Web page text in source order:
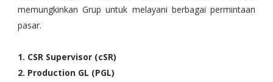
memungkinkan Grup untuk melayani berbagai permintaan
pasar.
1. CSR Supervisor (cSR)
2. Production GL (PGL)